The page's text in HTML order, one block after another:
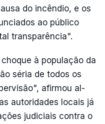
do incêndio, e os
ao público
transparência".
à população da
séria de todos os
afirmou al-
autoridades locais já
judiciais contra o